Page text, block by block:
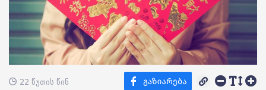
22 წუთის წინ